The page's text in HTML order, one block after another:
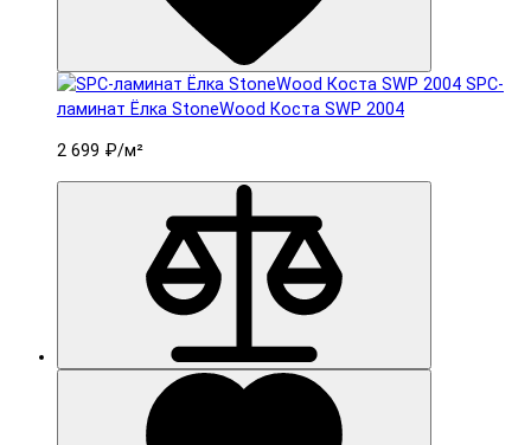
SPC-
ламинат Ëлка StoneWood Коста SWP 2004
2 699 ₽/м²